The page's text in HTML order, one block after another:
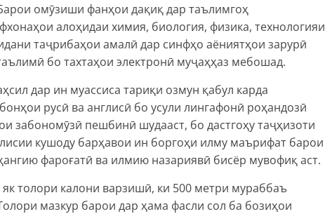
омӯзиши фанҳои дақиқ дар таълимгоҳ
алоҳидаи химия, биология, физика, технологияи
таҷрибаҳои амалӣ дар синфҳо аёниятҳои зарурӣ
бо тахтаҳои электронӣ муҷаҳҳаз мебошад.
дар ин муассиса тариқи озмун қабул карда
русӣ ва англисӣ бо усули лингафонӣ роҳандозӣ
забономӯзӣ пешбинӣ шудааст, бо дастгоҳу таҷҳизоти
кушоду барҳавои ин боргоҳи илму маърифат барои
фароғатӣ ва илмию назариявӣ бисёр мувофиқ аст.
толори калони варзишӣ, ки 500 метри мураббаъ
мазкур барои дар ҳама фасли сол ба бозиҳои